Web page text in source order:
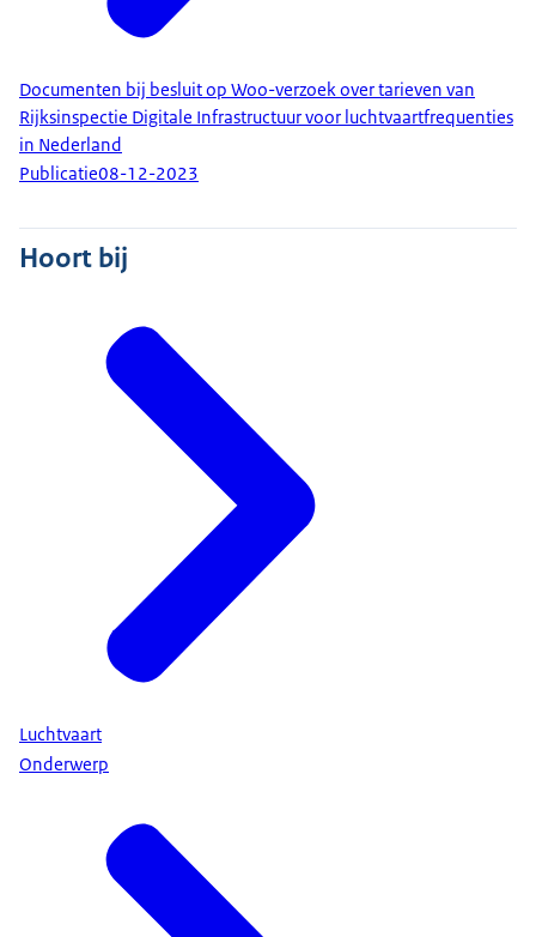
Documenten bij besluit op Woo-verzoek over tarieven van
Rijksinspectie Digitale Infrastructuur voor luchtvaartfrequenties
in Nederland
Publicatie08-12-2023
Hoort bij
Luchtvaart
Onderwerp